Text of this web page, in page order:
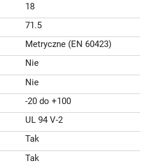
18
71.5
Metryczne (EN 60423)
Nie
Nie
-20 do +100
UL 94 V-2
Tak
Tak